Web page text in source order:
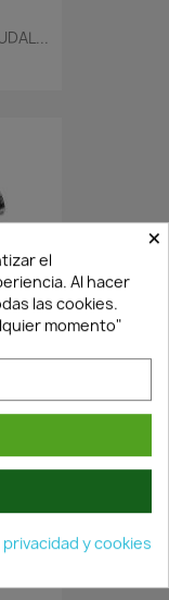
×
el
Al hacer
las cookies.
momento"
y cookies